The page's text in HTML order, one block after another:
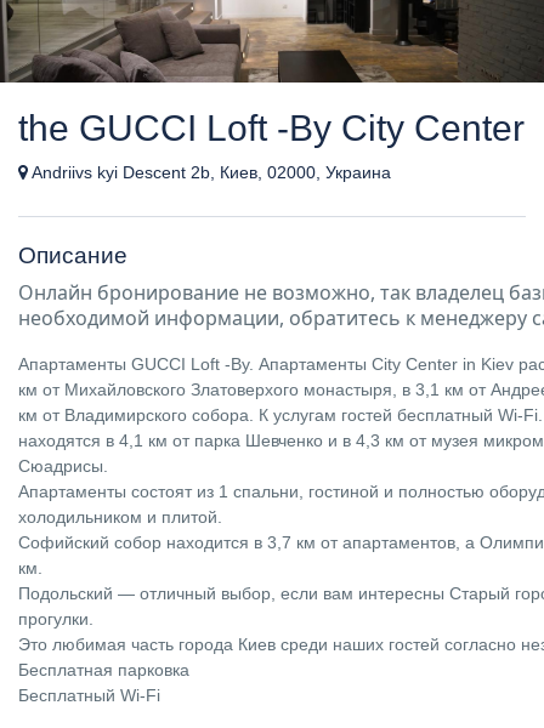
the GUCCI Loft -By City Center
Andriivs kyi Descent 2b, Киев, 02000, Украина
Описание
Онлайн бронирование не возможно, так владелец
необходимой информации, обратитесь к менеджеру
Апартаменты GUCCI Loft -By. Апартаменты City Center in Kiev
км от Михайловского Златоверхого монастыря, в 3,1 км от
км от Владимирского собора. К услугам гостей бесплатный Wi-
находятся в 4,1 км от парка Шевченко и в 4,3 км от музея
Сюадрисы.
Апартаменты состоят из 1 спальни, гостиной и полностью
холодильником и плитой.
Софийский собор находится в 3,7 км от апартаментов, а
км.
Подольский — отличный выбор, если вам интересны Старый
прогулки.
Это любимая часть города Киев среди наших гостей согласно
Бесплатная парковка
Бесплатный Wi-Fi